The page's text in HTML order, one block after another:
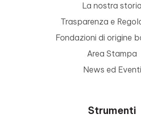
La nostra storia
Trasparenza e
Fondazioni di origine
Area Stampa
News ed Eventi
Strumenti